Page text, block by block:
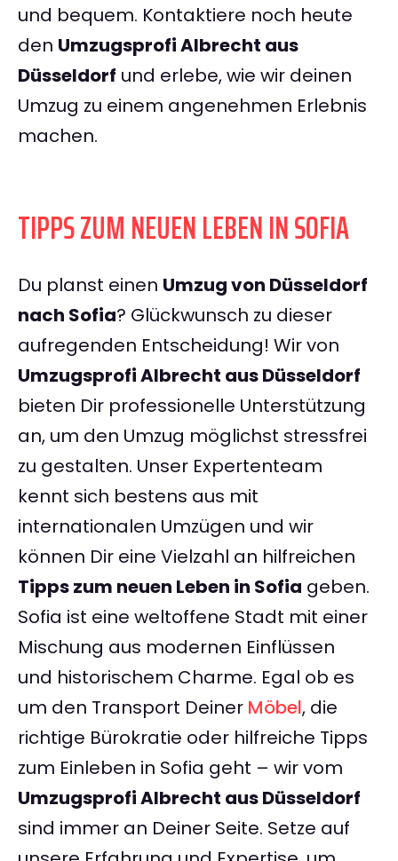
und bequem. Kontaktiere noch heute
den Umzugsprofi Albrecht aus
Düsseldorf und erlebe, wie wir deinen
Umzug zu einem angenehmen Erlebnis
machen.
TIPPS ZUM NEUEN LEBEN IN SOFIA
Du planst einen Umzug von Düsseldorf
nach Sofia? Glückwunsch zu dieser
aufregenden Entscheidung! Wir von
Umzugsprofi Albrecht aus Düsseldorf
bieten Dir professionelle Unterstützung
an, um den Umzug möglichst stressfrei
zu gestalten. Unser Expertenteam
kennt sich bestens aus mit
internationalen Umzügen und wir
können Dir eine Vielzahl an hilfreichen
Tipps zum neuen Leben in Sofia geben.
Sofia ist eine weltoffene Stadt mit einer
Mischung aus modernen Einflüssen
und historischem Charme. Egal ob es
um den Transport Deiner Möbel, die
richtige Bürokratie oder hilfreiche Tipps
zum Einleben in Sofia geht – wir vom
Umzugsprofi Albrecht aus Düsseldorf
sind immer an Deiner Seite. Setze auf